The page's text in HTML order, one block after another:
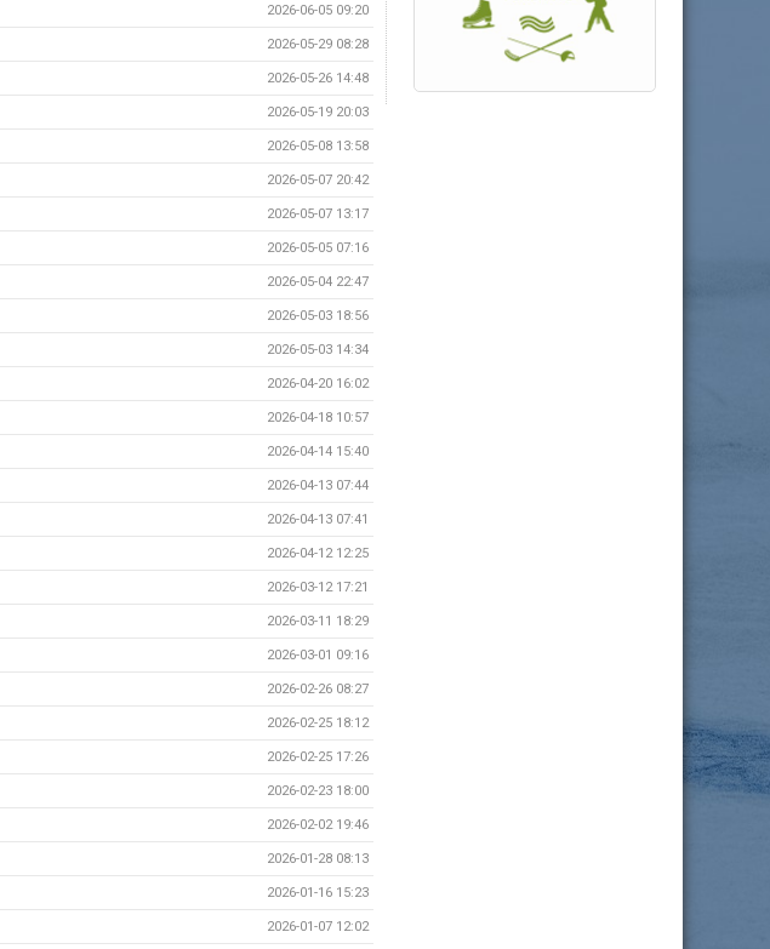
2026-06-05 09:20
2026-05-29 08:28
2026-05-26 14:48
2026-05-19 20:03
2026-05-08 13:58
2026-05-07 20:42
2026-05-07 13:17
2026-05-05 07:16
2026-05-04 22:47
2026-05-03 18:56
2026-05-03 14:34
2026-04-20 16:02
2026-04-18 10:57
2026-04-14 15:40
2026-04-13 07:44
2026-04-13 07:41
2026-04-12 12:25
2026-03-12 17:21
2026-03-11 18:29
2026-03-01 09:16
2026-02-26 08:27
2026-02-25 18:12
2026-02-25 17:26
2026-02-23 18:00
2026-02-02 19:46
2026-01-28 08:13
2026-01-16 15:23
2026-01-07 12:02